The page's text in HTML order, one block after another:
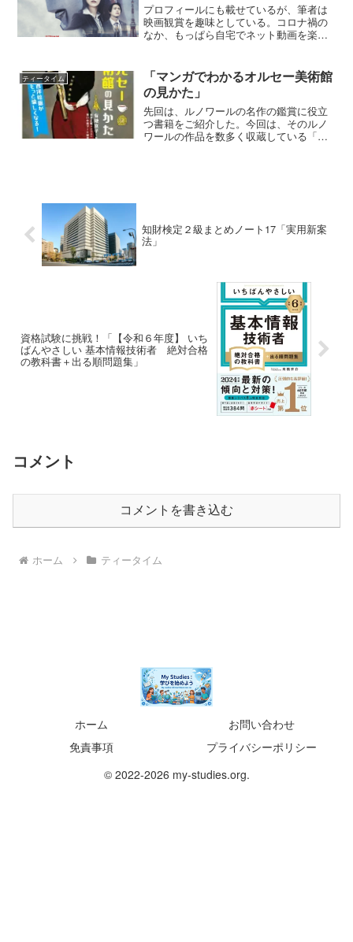
プロフィールにも載せているが、筆者は
映画観賞を趣味としている。コロナ禍の
なか、もっぱら自宅でネット動画を楽し
ぶりに何度か映画館に足を運んでみた。
劇場の大画面で鑑賞できる...
ティータイム
「マンガでわかるオルセー美術館
の見かた」
先回は、ルノワールの名作の鑑賞に役立
つ書籍をご紹介した。今回は、そのルノ
ワールの作品を数多く収蔵している「オ
知財検定２級まとめノート17「実用新案
法」
資格試験に挑戦！「【令和６年度】 いち
ばんやさしい 基本情報技術者 絶対合格
の教科書＋出る順問題集」
コメント
コメントを書き込む
ホーム ティータイム
ホーム
お問い合わせ
免責事項
プライバシーポリシー
© 2022-2026 my-studies.org.